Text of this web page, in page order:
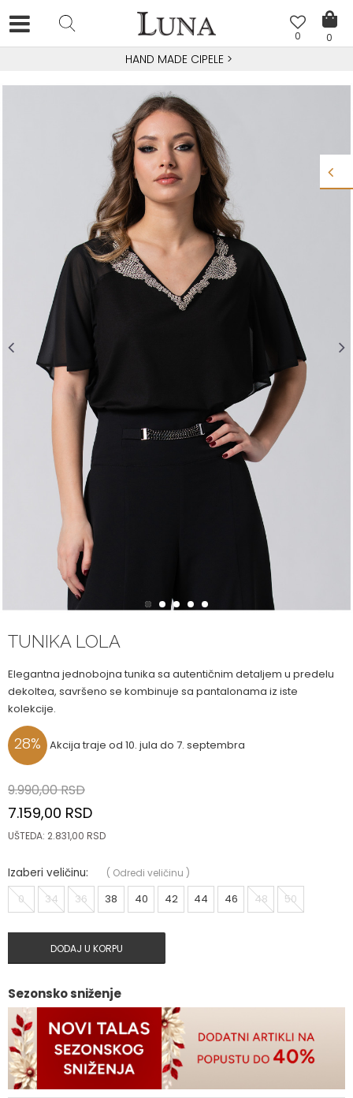
0
0
HAND MADE CIPELE >
1 2 3 4 5
TUNIKA LOLA
Elegantna jednobojna tunika sa autentičnim detaljem u predelu
dekoltea, savršeno se kombinuje sa pantalonama iz iste
kolekcije.
28% Akcija traje od 10. jula do 7. septembra
9.990,00RSD
7.159,00 RSD
UŠTEDA: 2.831,00 RSD
Izaberi veličinu: ( Odredi veličinu )
0 34 36 38 40 42 44 46 48 50
DODAJ U KORPU
Sezonsko sniženje